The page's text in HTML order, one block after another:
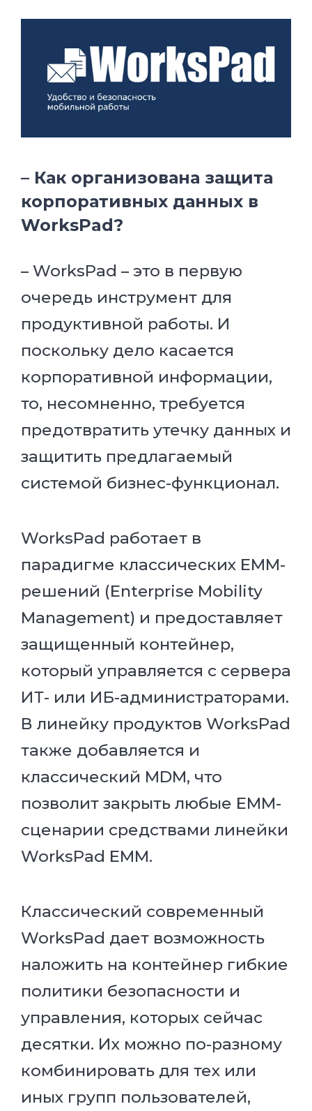
– Как организована защита
корпоративных данных в
WorksPad?
– WorksPad – это в первую
очередь инструмент для
продуктивной работы. И
поскольку дело касается
корпоративной информации,
то, несомненно, требуется
предотвратить утечку данных и
защитить предлагаемый
системой бизнес-функционал.
WorksPad работает в
парадигме классических EMM-
решений (Enterprise Mobility
Management) и предоставляет
защищенный контейнер,
который управляется с сервера
ИТ- или ИБ-администраторами.
В линейку продуктов WorksPad
также добавляется и
классический MDM, что
позволит закрыть любые EMM-
сценарии средствами линейки
WorksPad EMM.
Классический современный
WorksPad дает возможность
наложить на контейнер гибкие
политики безопасности и
управления, которых сейчас
десятки. Их можно по-разному
комбинировать для тех или
иных групп пользователей,